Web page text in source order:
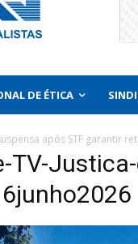
DE ÉTICA
após STF garantir
TV-